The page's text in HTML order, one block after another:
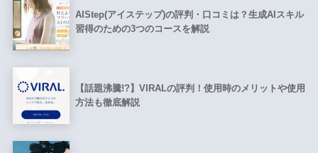
AIStep(アイステップ)の評判・口コミは？生成AIスキル
習得のための3つのコースを解説
【話題沸騰!?】VIRALの評判！使用時のメリットや使用
方法も徹底解説